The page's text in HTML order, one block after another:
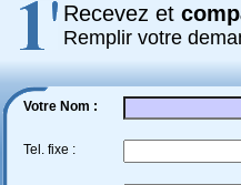
Recevez et
Remplir votre
Votre Nom :
Tel. fixe :